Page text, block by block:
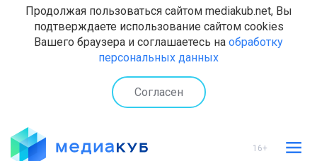
Продолжая пользоваться сайтом mediakub.net, Вы
подтверждаете использование сайтом cookies
Вашего браузера и соглашаетесь на обработку
персональных данных
Согласен
16+